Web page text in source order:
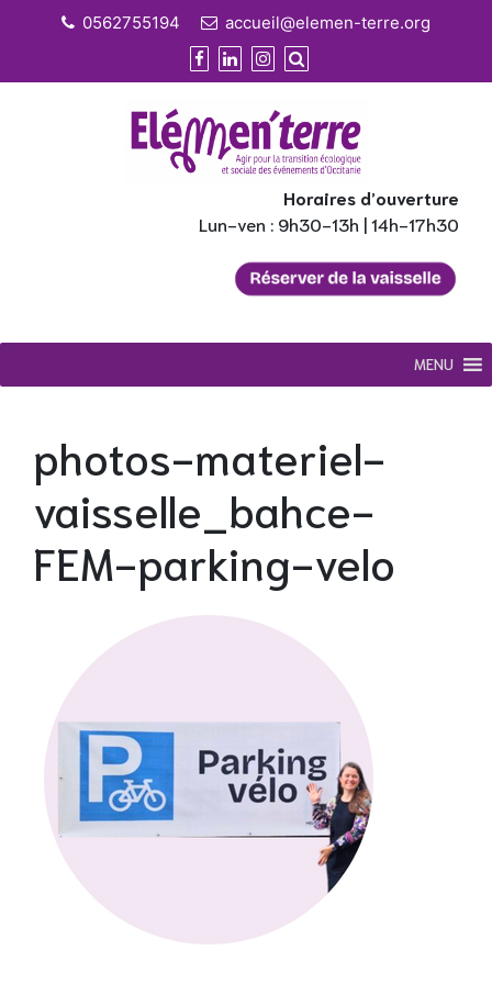
0562755194 accueil@elemen-terre.org
Horaires d’ouverture
Lun-ven : 9h30-13h | 14h-17h30
MENU
photos-materiel-
vaisselle_bahce-
FEM-parking-velo